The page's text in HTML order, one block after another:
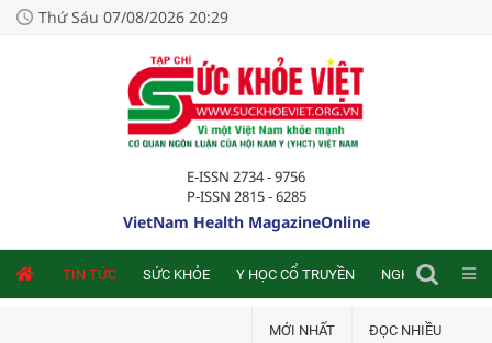
Thứ Sáu 07/08/2026 20:29
E-ISSN 2734 - 9756
P-ISSN 2815 - 6285
VietNam Health MagazineOnline
TIN TỨC SỨC KHỎE Y HỌC CỔ TRUYỀN NGHIÊN CỨU
MỚI NHẤT ĐỌC NHIỀU